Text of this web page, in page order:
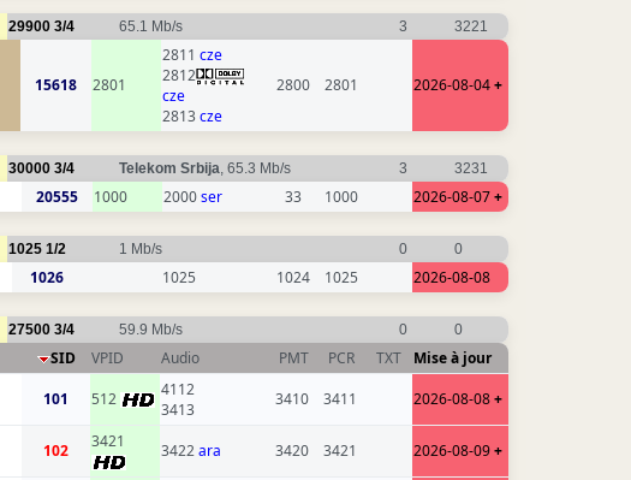
29900 3/4 65.1 Mb/s 3 3221
15618 2801
2811 cze
2812
cze
2813cze
2800 2801 2026-08-04+
30000 3/4 Telekom Srbija , 65.3 Mb/s 3 3231
20555 1000 2000ser 33 1000 2026-08-07+
1025 1/2 1 Mb/s 0 0
1026 1025 1024 1025 2026-08-08
27500 3/4 59.9 Mb/s 0 0
SID VPID Audio PMT PCR TXT
Mise à jour
101 512
4112
3413
3410 3411 2026-08-08+
102 3421 3422ara 3420 3421 2026-08-09+